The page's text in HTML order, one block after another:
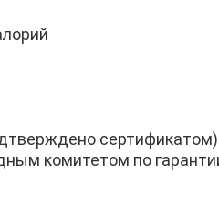
сертификатом)
комитетом по